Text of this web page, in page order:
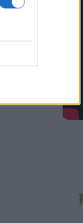
κ.
τις